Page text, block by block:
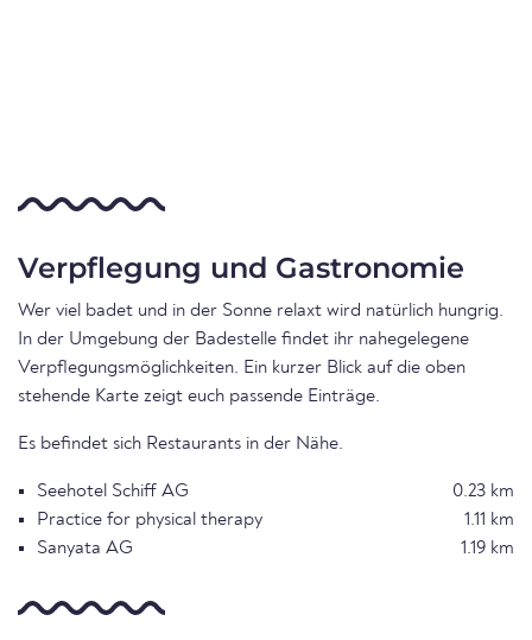
Verpflegung und Gastronomie
Wer viel badet und in der Sonne relaxt wird natürlich hungrig.
In der Umgebung der Badestelle findet ihr nahegelegene
Verpflegungsmöglichkeiten. Ein kurzer Blick auf die oben
stehende Karte zeigt euch passende Einträge.
Es befindet sich Restaurants in der Nähe.
Seehotel Schiff AG
0.23 km
Practice for physical therapy
1.11 km
Sanyata AG
1.19 km